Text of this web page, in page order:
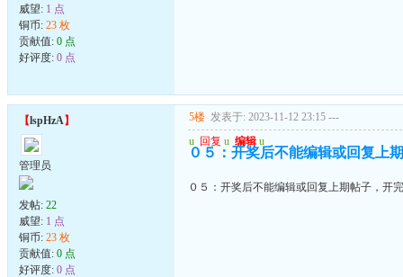
威望: 1 点
铜币: 23 枚
贡献值: 0 点
好评度: 0 点
【lspHzA】
管理员
发帖: 22
威望: 1 点
铜币: 23 枚
贡献值: 0 点
好评度: 0 点
5楼 发表于: 2023-11-12 23:15 ---
u 回复 u 编辑 u
０５：开奖后不能编辑或回复上
０５：开奖后不能编辑或回复上期帖子，开